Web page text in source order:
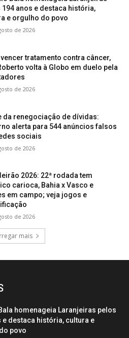
194 anos e destaca história,
e orgulho do povo
de 2026
tratamento contra câncer,
volta à Globo em duelo pela
de 2026
da renegociação de dívidas:
alerta para 544 anúncios falsos
sociais
de 2026
2026: 22ª rodada tem
carioca, Bahia x Vasco e
em campo; veja jogos e
de 2026
mais
homenageia Laranjeiras pelos
e destaca história, cultura e
povo